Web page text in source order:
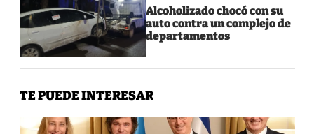
Alcoholizado chocó con su
auto contra un complejo de
departamentos
TE PUEDE INTERESAR